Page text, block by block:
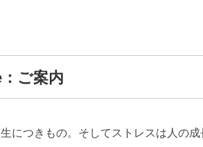
ご案内
につきもの。そしてストレスは人の